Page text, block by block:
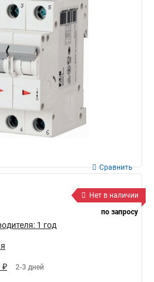
Сравнить
Нет в наличии
по запросу
1 год
₽ 2-3 дней